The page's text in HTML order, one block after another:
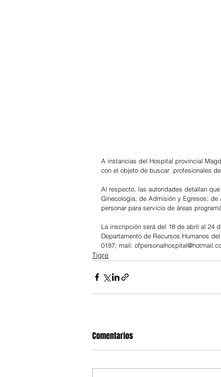
A instancias del Hospital provincial
con el objeto de buscar  profesionales
Al respecto, las autoridades detallan
Ginecología; de Admisión y Egresos; de
personar para servicio de áreas
La inscripción será del 18 de abril al 24
Departamento de Recursos Humanos
0187; mail:
Tigre
Comentarios